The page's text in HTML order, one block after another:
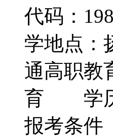
代码：
学地点
通高职
育 学
报考条